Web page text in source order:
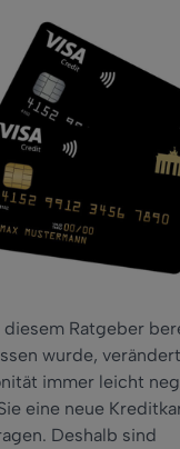
diesem Ratgeber
wurde,
immer leicht
eine neue
Deshalb sind